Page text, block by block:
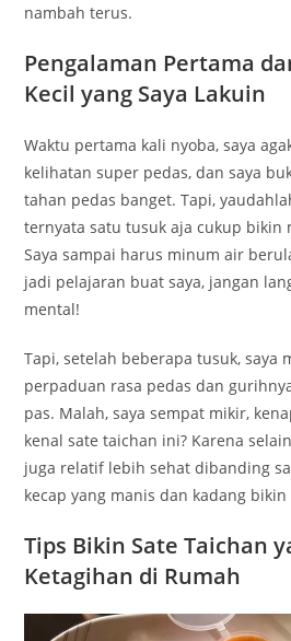
nambah terus.
Pengalaman Pertama
Kecil yang Saya Lakuin
Waktu pertama kali nyoba, saya
kelihatan super pedas, dan saya
tahan pedas banget. Tapi,
ternyata satu tusuk aja cukup bikin
Saya sampai harus minum air
jadi pelajaran buat saya, jangan
mental!
Tapi, setelah beberapa tusuk, saya
perpaduan rasa pedas dan
pas. Malah, saya sempat mikir,
kenal sate taichan ini? Karena
juga relatif lebih sehat dibanding
kecap yang manis dan kadang
Tips Bikin Sate Taichan
Ketagihan di Rumah